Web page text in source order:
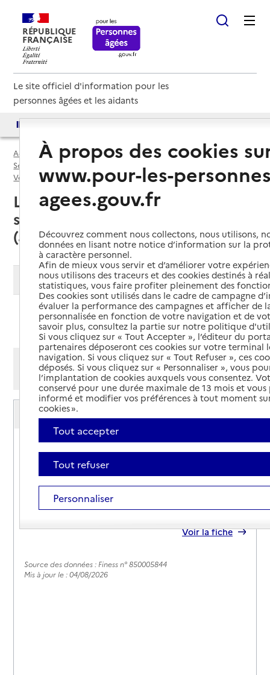
RÉPUBLIQUE
FRANÇAISE
Le site officiel d'information pour les
personnes âgées et les aidants
Accueil
Espace annuaire
Services autonomie à domicile (aide) par département
Vendée (85)
Service autonomie à domicile (aide)
La Garnache (85710) : liste des
services autonomie à domicile
(aide)
Modifier ma recherche
Ajouter cette recherche aux favoris
Afficher les résultats par:
Mode liste
Mode carte
Service autonomie à domicile (aide)
ADMR
Adresse
9 rue de Nantes
-La Garnache
02 22 06 89 50
Contact
Rapport HAS
Voir la fiche
Source des données : Finess n° 850005844
Mis à jour le : 04/08/2026
À propos des cookies
www.pour-les-
agees.gouv.fr
Découvrez comment nous collectons, nous utilisons,
données en lisant notre notice d’information sur la
à caractère personnel.
Afin de mieux vous servir et d’améliorer votre
nous utilisons des traceurs et des cookies destinés à
statistiques, vous faire profiter pleinement des
Des cookies sont utilisés dans le cadre de campagne
évaluer la performance des campagnes et afficher de
personnalisée en fonction de votre navigation et de
savoir plus, consultez la partie sur notre politique
Si vous cliquez sur « Tout Accepter », l’éditeur du
partenaires déposeront ces cookies sur votre terminal
navigation. Si vous cliquez sur « Tout Refuser », ces
déposés. Si vous cliquez sur « Personnaliser », vous
l’implantation de cookies auxquels vous consentez.
conservé pour une durée maximale de 13 mois et
informé et modifier vos préférences à tout moment
cookies ».
Tout accepter
Tout refuser
Personnaliser